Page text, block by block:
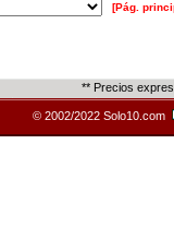
[Pág.
** Precios
© 2002/2022 Solo10.com